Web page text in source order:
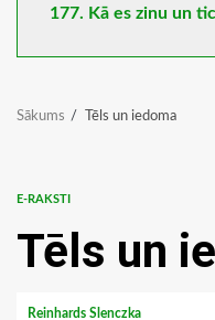
177. Kā es zinu un
Sākums Tēls un iedoma
E-RAKSTI
Tēls un
Reinhards Slenczka